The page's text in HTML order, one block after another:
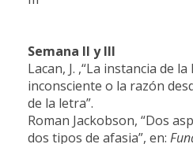
Semana II y III
Lacan, J. ,“La instancia de
inconsciente o la razón
de la letra”.
Roman Jackobson, “Dos
dos tipos de afasia”, en: